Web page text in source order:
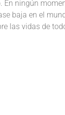
En ningún
baja en el
las vidas de